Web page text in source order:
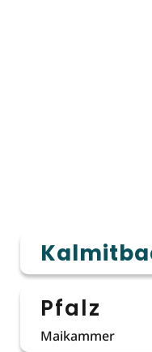
Pfalz
Maikammer